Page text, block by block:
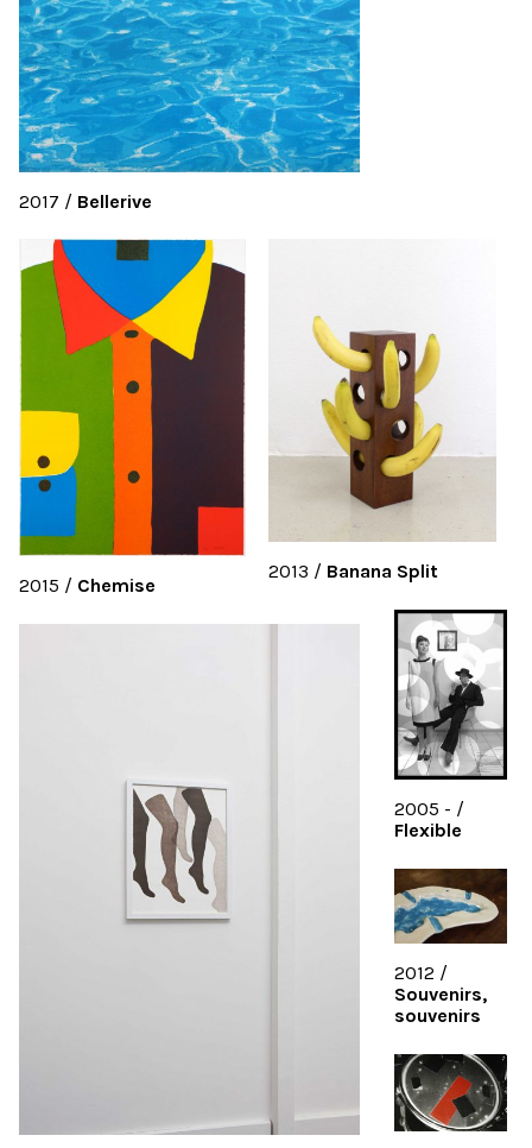
2012 /
Souvenirs,
souvenirs
2013 / Banana Split
2015 / Chemise
2017 / Bellerive
2005 - /
Flexible